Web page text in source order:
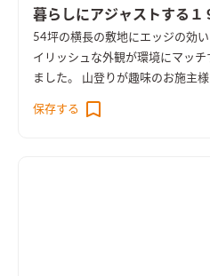
暮らしにアジャストする１
54坪の横長の敷地にエッジの効
イリッシュな外観が環境にマッ
ました。 山登りが趣味のお施主
老後と趣味と大切なペットとの
保存する